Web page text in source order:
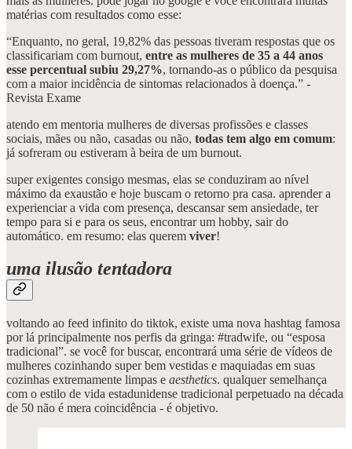
matérias com resultados como esse:
“Enquanto, no geral, 19,82% das pessoas tiveram respostas que os
classificariam com burnout, entre as mulheres de 35 a 44 anos
esse percentual subiu 29,27%, tornando-as o público da pesquisa
com a maior incidência de sintomas relacionados à doença.” -
Revista Exame
atendo em mentoria mulheres de diversas profissões e classes
sociais, mães ou não, casadas ou não, todas tem algo em comum:
já sofreram ou estiveram à beira de um burnout.
super exigentes consigo mesmas, elas se conduziram ao nível
máximo da exaustão e hoje buscam o retorno pra casa. aprender a
experienciar a vida com presença, descansar sem ansiedade, ter
tempo para si e para os seus, encontrar um hobby, sair do
automático. em resumo: elas querem viver!
uma ilusão tentadora
voltando ao feed infinito do tiktok, existe uma nova hashtag famosa
por lá principalmente nos perfis da gringa: #tradwife, ou “esposa
tradicional”. se você for buscar, encontrará uma série de vídeos de
mulheres cozinhando super bem vestidas e maquiadas em suas
cozinhas extremamente limpas e aesthetics. qualquer semelhança
com o estilo de vida estadunidense tradicional perpetuado na década
de 50 não é mera coincidência - é objetivo.